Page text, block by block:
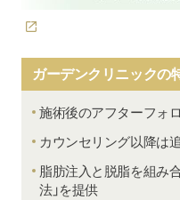
ガーデンクリニックの
施術後のアフターフォ
カウンセリング以降は
脂肪注入と脱脂を組み
法」を提供